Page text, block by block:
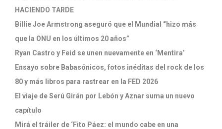
HACIENDO TARDE
Billie Joe Armstrong aseguró que el Mundial “hizo más
que la ONU en los últimos 20 años”
Ryan Castro y Feid se unen nuevamente en ‘Mentira’
Ensayo sobre Babasónicos, fotos inéditas del rock de los
80 y más libros para rastrear en la FED 2026
El viaje de Serú Girán por Lebón y Aznar suma un nuevo
capítulo
Mirá el tráiler de ‘Fito Páez: el mundo cabe en una